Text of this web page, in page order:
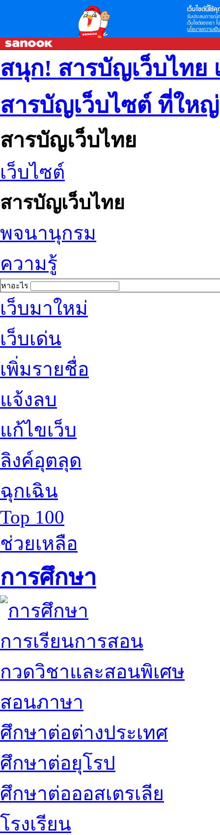
เว็บไซต์นี้ใช้คุ
รับประสบการณ์
เว็บไซต์ของเรา
นโยบายความเป็
สนุก! สารบัญเว็บไทย
สารบัญเว็บไซต์ ที่ให
สารบัญเว็บไทย
เว็บไซต์
สารบัญเว็บไทย
พจนานุกรม
ความรู้
หาอะไร
เว็บมาใหม่
เว็บเด่น
เพิ่มรายชื่อ
แจ้งลบ
แก้ไขเว็บ
ลิงค์อุตลุด
ฉุกเฉิน
Top 100
ช่วยเหลือ
การศึกษา
การเรียนการสอน
กวดวิชาและสอนพิเศษ
สอนภาษา
ศึกษาต่อต่างประเทศ
ศึกษาต่อยุโรป
ศึกษาต่อออสเตรเลีย
โรงเรียน